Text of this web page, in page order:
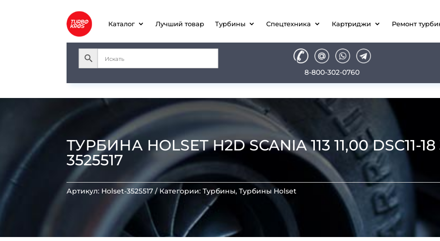
Каталог Лучший товар Турбины Спецтехника Картриджи Ремонт
8-800-302-0760
ТУРБИНА HOLSET H2D SCANIA 113 11,00 DSC11-
3525517
Артикул: Holset-3525517 Категории:Турбины,Турбины Holset